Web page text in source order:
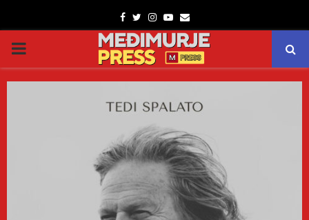
Facebook
TwitterInstagram
Youtube
Email
PRIMARY
MENU